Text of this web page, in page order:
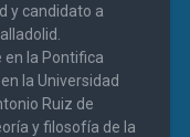
y candidato a
la Pontifica
la Universidad
Ruiz de
y filosofía de la